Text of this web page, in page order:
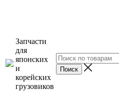
Запчасти
для
японских
и
корейских
грузовиков